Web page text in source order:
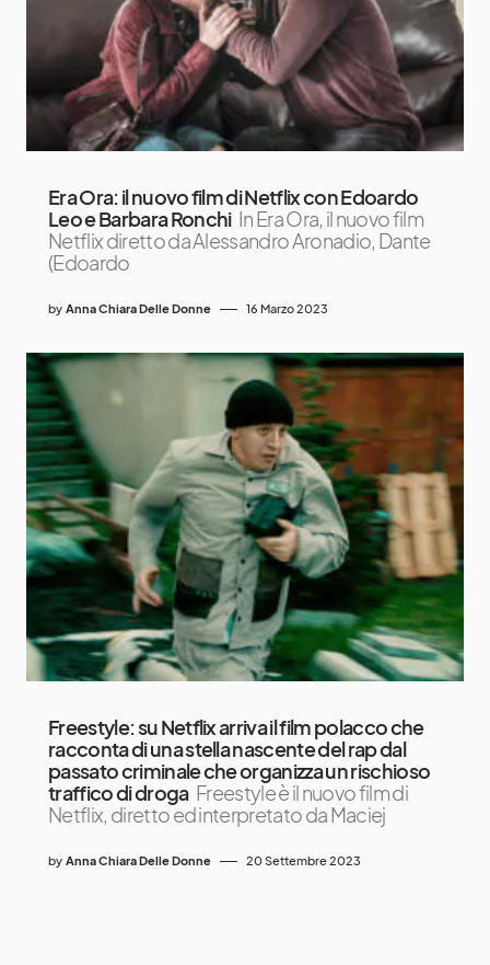
Era Ora: il nuovo film di Netflix con Edoardo
Leo e Barbara Ronchi In Era Ora, il nuovo film
Netflix diretto da Alessandro Aronadio, Dante
(Edoardo
by Anna Chiara Delle Donne 16 Marzo 2023
Freestyle: su Netflix arriva il film polacco che
racconta di una stella nascente del rap dal
passato criminale che organizza un rischioso
traffico di droga Freestyle è il nuovo film di
Netflix, diretto ed interpretato da Maciej
by Anna Chiara Delle Donne 20 Settembre 2023